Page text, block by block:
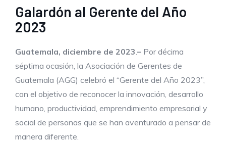
Galardón al Gerente del Año
2023
Guatemala, diciembre de 2023 – Por décima
séptima ocasión, la Asociación de Gerentes de
Guatemala (AGG) celebró el “Gerente del Año 2023”,
con el objetivo de reconocer la innovación, desarrollo
humano, productividad, emprendimiento empresarial y
social de personas que se han aventurado a pensar de
manera diferente.